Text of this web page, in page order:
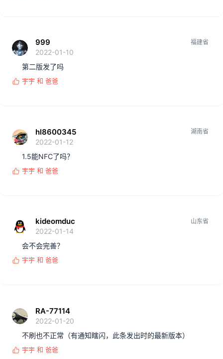
999
2022-01-10
福建省
第二版发了吗
反 宇宇 和 爸爸
hl8600345
2022-01-12
湖南省
1.5能NFC了吗？
反 宇宇 和 爸爸
kideomduc
2022-01-14
山东省
会不会完善？
反 宇宇 和 爸爸
RA-77114
2022-01-20
不刷也不正常（有通知瞎闪，此条发出时的最新版本）
反 宇宇 和 爸爸